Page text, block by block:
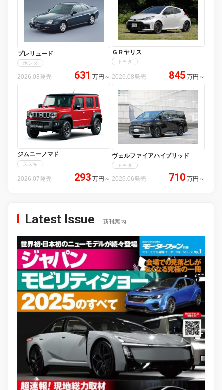
プレリュード
ホンダ
2026.08発売 631 万円 ～
ＧＲヤリス
トヨタ
2026.08発売 845 万円 ～
ジムニーノマド
スズキ
2026.07発売 293 万円 ～
ヴェルファイアハイブリッド
トヨタ
2026.06発売 710 万円 ～
Latest Issue 新刊案内